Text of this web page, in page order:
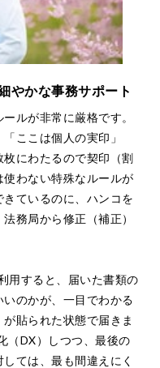
やかな事務サポート
ルが非常に厳格です。
ここは個人の実印」
枚にわたるので契印（割
わない特殊なルールが
ているのに、ハンコを
務局から修正（補正）
用すると、届いた書類の
いのかが、一目でわかる
貼られた状態で届きま
（DX）しつつ、最後の
ては、最も間違えにく